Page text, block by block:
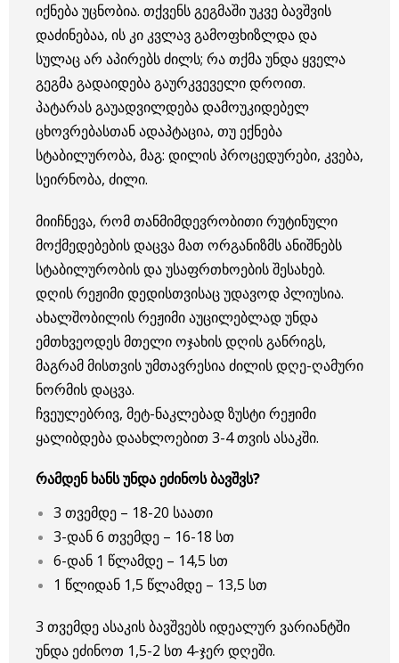
იქნება უცნობია. თქვენს გეგმაში უკვე ბავშვის
დაძინებაა, ის კი კვლავ გამოფხიზლდა და
სულაც არ აპირებს ძილს; რა თქმა უნდა ყველა
გეგმა გადაიდება გაურკვეველი დროით.
პატარას გაუადვილდება დამოუკიდებელ
ცხოვრებასთან ადაპტაცია, თუ ექნება
სტაბილურობა, მაგ: დილის პროცედურები, კვება,
სეირნობა, ძილი.
მიიჩნევა, რომ თანმიმდევრობითი რუტინული
მოქმედებების დაცვა მათ ორგანიზმს ანიშნებს
სტაბილურობის და უსაფრთხოების შესახებ.
დღის რეჟიმი დედისთვისაც უდავოდ პლიუსია.
ახალშობილის რეჟიმი აუცილებლად უნდა
ემთხვეოდეს მთელი ოჯახის დღის განრიგს,
მაგრამ მისთვის უმთავრესია ძილის დღე-ღამური
ნორმის დაცვა.
ჩვეულებრივ, მეტ-ნაკლებად ზუსტი რეჟიმი
ყალიბდება დაახლოებით 3-4 თვის ასაკში.
რამდენ ხანს უნდა ეძინოს ბავშვს?
3 თვემდე – 18-20 საათი
3-დან 6 თვემდე – 16-18 სთ
6-დან 1 წლამდე – 14,5 სთ
1 წლიდან 1,5 წლამდე – 13,5 სთ
3 თვემდე ასაკის ბავშვებს იდეალურ ვარიანტში
უნდა ეძინოთ 1,5-2 სთ 4-ჯერ დღეში.